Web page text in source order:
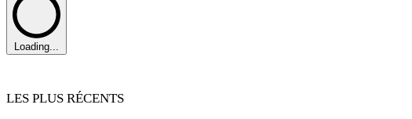
Loading...
LES PLUS RÉCENTS